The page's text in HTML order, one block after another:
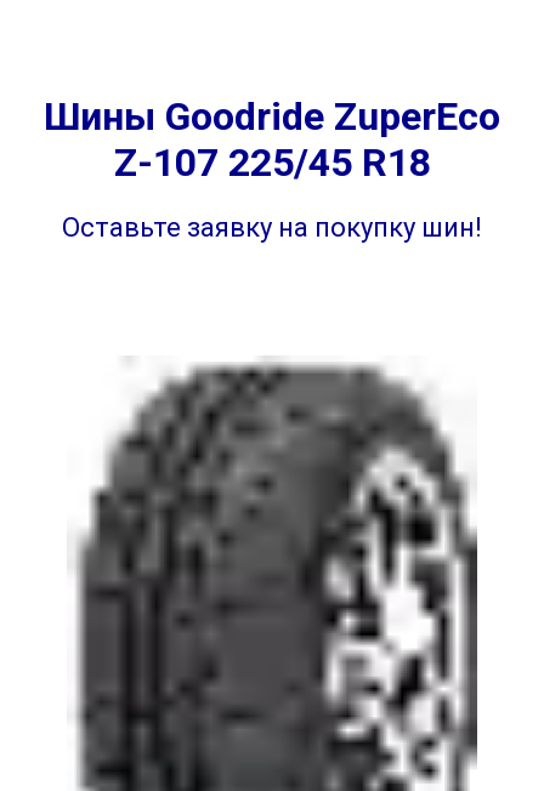
Шины Goodride ZuperEco
Z-107 225/45 R18
Оставьте заявку на покупку шин!